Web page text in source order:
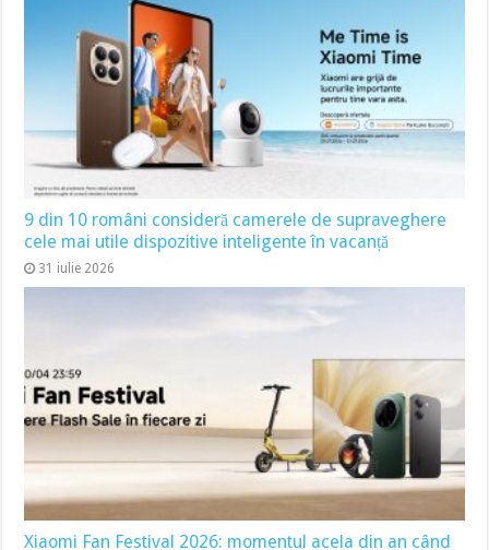
9 din 10 români consideră camerele de supraveghere
cele mai utile dispozitive inteligente în vacanță
31 iulie 2026
Xiaomi Fan Festival 2026: momentul acela din an când